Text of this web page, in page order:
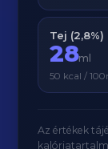
Tej (2,8%)
28ml
50 kcal /
Az értékek